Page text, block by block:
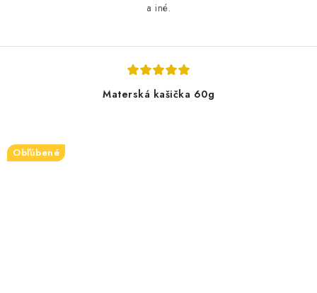
a iné.
Materská kašička 60g
Obľúbené